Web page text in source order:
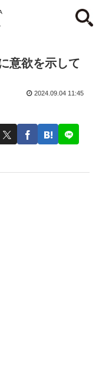
意欲を示して
2024.09.04 11:45